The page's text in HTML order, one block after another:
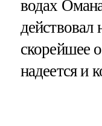
водах
скорейшее
надеется и